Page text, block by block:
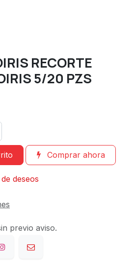
RECORTE
5/20 PZS
Comprar ahora
deseos
previo aviso.